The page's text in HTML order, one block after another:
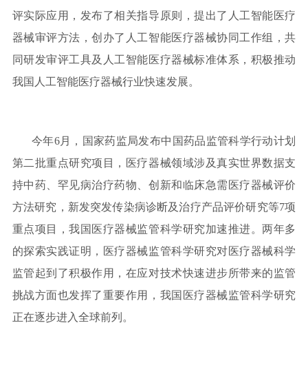
评实际应用，发布了相关指导原则，提出了人工智能医疗
器械审评方法，创办了人工智能医疗器械协同工作组，共
同研发审评工具及人工智能医疗器械标准体系，积极推动
我国人工智能医疗器械行业快速发展。
今年6月，国家药监局发布中国药品监管科学行动计划
第二批重点研究项目，医疗器械领域涉及真实世界数据支
持中药、罕见病治疗药物、创新和临床急需医疗器械评价
方法研究，新发突发传染病诊断及治疗产品评价研究等7项
重点项目，我国医疗器械监管科学研究加速推进。两年多
的探索实践证明，医疗器械监管科学研究对医疗器械科学
监管起到了积极作用，在应对技术快速进步所带来的监管
挑战方面也发挥了重要作用，我国医疗器械监管科学研究
正在逐步进入全球前列。